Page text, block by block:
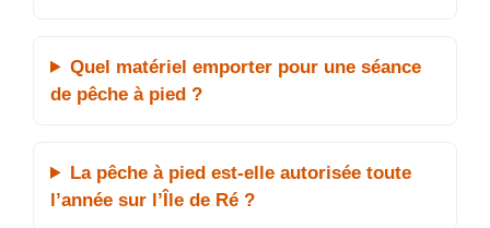
Quel matériel emporter pour une séance
de pêche à pied ?
La pêche à pied est-elle autorisée toute
l’année sur l’Île de Ré ?